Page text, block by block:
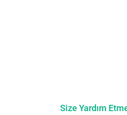
Size Yardım